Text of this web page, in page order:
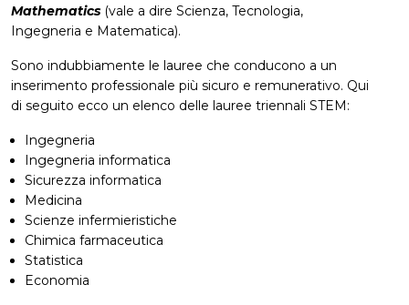
Mathematics (vale a dire Scienza, Tecnologia,
Ingegneria e Matematica).
Sono indubbiamente le lauree che conducono a un
inserimento professionale più sicuro e remunerativo. Qui
di seguito ecco un elenco delle lauree triennali STEM:
Ingegneria
Ingegneria informatica
Sicurezza informatica
Medicina
Scienze infermieristiche
Chimica farmaceutica
Statistica
Economia